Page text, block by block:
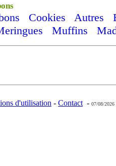
Cookies Autres
Muffins
d'utilisation - Contact - 07/08/2026